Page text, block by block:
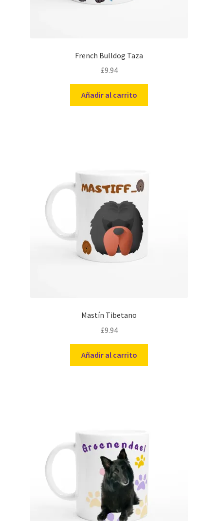
French Bulldog Taza
£9.94
Añadir al carrito
Mastín Tibetano
£9.94
Añadir al carrito